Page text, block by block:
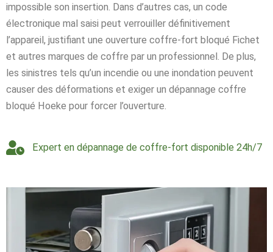
impossible son insertion. Dans d’autres cas, un code
électronique mal saisi peut verrouiller définitivement
l’appareil, justifiant une ouverture coffre-fort bloqué Fichet
et autres marques de coffre par un professionnel. De plus,
les sinistres tels qu’un incendie ou une inondation peuvent
causer des déformations et exiger un dépannage coffre
bloqué Hoeke pour forcer l’ouverture.
Expert en dépannage de coffre-fort disponible 24h/7